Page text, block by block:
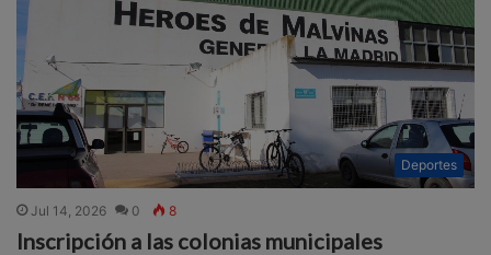
Deportes
Jul 14, 2026 0 8
Inscripción a las colonias municipales